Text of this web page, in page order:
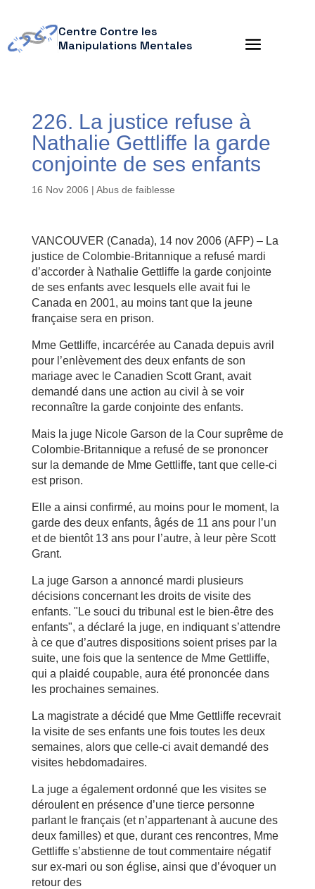
Centre Contre les
Manipulations Mentales
226. La justice refuse à
Nathalie Gettliffe la garde
conjointe de ses enfants
16 Nov 2006 | Abus de faiblesse
VANCOUVER (Canada), 14 nov 2006 (AFP) – La
justice de Colombie-Britannique a refusé mardi
d’accorder à Nathalie Gettliffe la garde conjointe
de ses enfants avec lesquels elle avait fui le
Canada en 2001, au moins tant que la jeune
française sera en prison.
Mme Gettliffe, incarcérée au Canada depuis avril
pour l’enlèvement des deux enfants de son
mariage avec le Canadien Scott Grant, avait
demandé dans une action au civil à se voir
reconnaître la garde conjointe des enfants.
Mais la juge Nicole Garson de la Cour suprême de
Colombie-Britannique a refusé de se prononcer
sur la demande de Mme Gettliffe, tant que celle-ci
est prison.
Elle a ainsi confirmé, au moins pour le moment, la
garde des deux enfants, âgés de 11 ans pour l’un
et de bientôt 13 ans pour l’autre, à leur père Scott
Grant.
La juge Garson a annoncé mardi plusieurs
décisions concernant les droits de visite des
enfants. "Le souci du tribunal est le bien-être des
enfants", a déclaré la juge, en indiquant s’attendre
à ce que d’autres dispositions soient prises par la
suite, une fois que la sentence de Mme Gettliffe,
qui a plaidé coupable, aura été prononcée dans
les prochaines semaines.
La magistrate a décidé que Mme Gettliffe recevrait
la visite de ses enfants une fois toutes les deux
semaines, alors que celle-ci avait demandé des
visites hebdomadaires.
La juge a également ordonné que les visites se
déroulent en présence d’une tierce personne
parlant le français (et n’appartenant à aucune des
deux familles) et que, durant ces rencontres, Mme
Gettliffe s’abstienne de tout commentaire négatif
sur ex-mari ou son église, ainsi que d’évoquer un
retour des